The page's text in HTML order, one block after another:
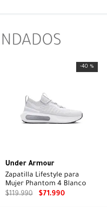
-40 %
Under Armour
Zapatilla Lifestyle para
Mujer Phantom 4 Blanco
$119.990 $71.990